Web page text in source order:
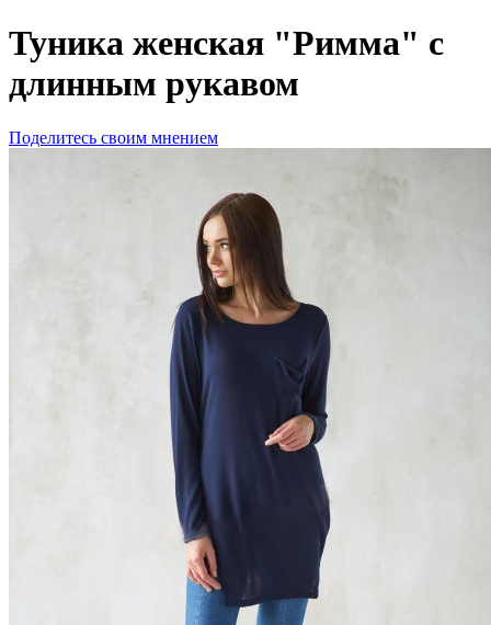
Туника женская "Римма" с
длинным рукавом
Поделитесь своим мнением